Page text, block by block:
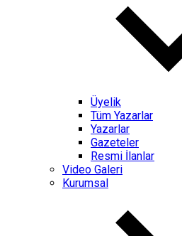
Üyelik
Tüm Yazarlar
Yazarlar
Gazeteler
Resmi İlanlar
Video Galeri
Kurumsal